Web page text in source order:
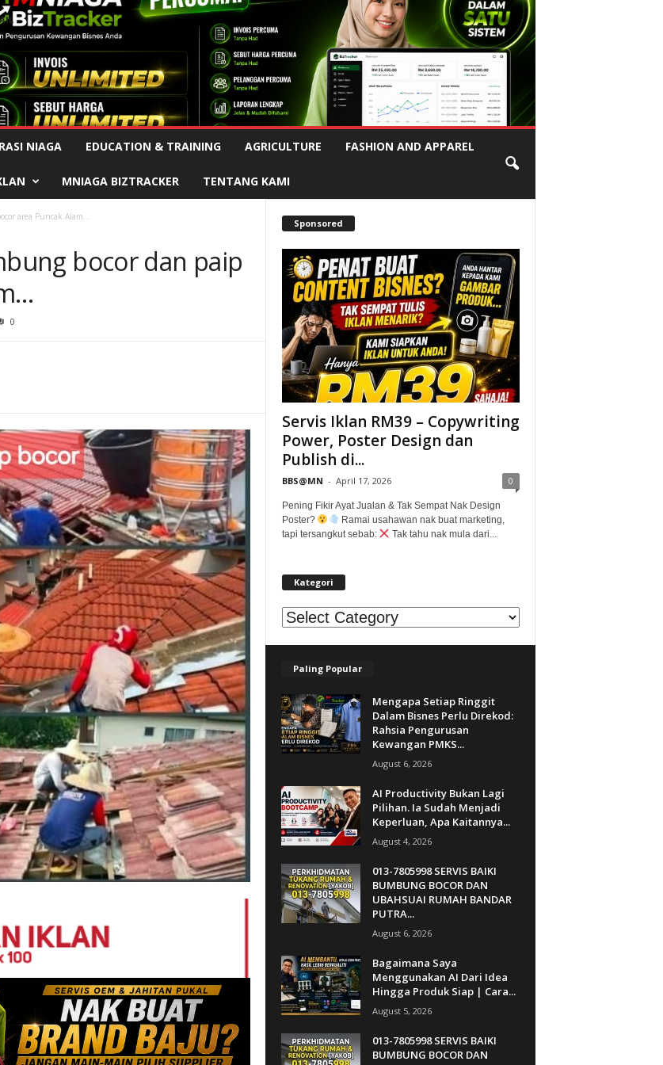
Advertisement
NIAGA EDUCATION & TRAINING AGRICULTURE FASHION AND APPAREL
MNIAGA BIZTRACKER TENTANG KAMI
area Puncak Alam…
bocor dan paip
0
Sponsored
Servis Iklan RM39 – Copywriting
Power, Poster Design dan
Publish di...
BBS@MN - April 17, 2026 0
Pening Fikir Ayat Jualan & Tak Sempat Nak Design
Poster?
Ramai usahawan nak buat marketing,
tapi tersangkut sebab:
Tak tahu nak mula dari...
Kategori
Kategori
Paling Popular
Mengapa Setiap Ringgit
Dalam Bisnes Perlu Direkod:
Rahsia Pengurusan
Kewangan PMKS...
August 6, 2026
AI Productivity Bukan Lagi
Pilihan. Ia Sudah Menjadi
Keperluan, Apa Kaitannya...
August 4, 2026
013-7805998 SERVIS BAIKI
BUMBUNG BOCOR DAN
UBAHSUAI RUMAH BANDAR
PUTRA...
August 6, 2026
Bagaimana Saya
Menggunakan AI Dari Idea
Hingga Produk Siap | Cara...
August 5, 2026
013-7805998 SERVIS BAIKI
BUMBUNG BOCOR DAN